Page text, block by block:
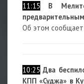
11:15
В
Об этом сообщает
10:25 Два
КПП «Суджа» в